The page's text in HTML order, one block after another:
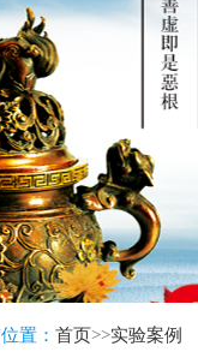
置： 首页>>实验案例